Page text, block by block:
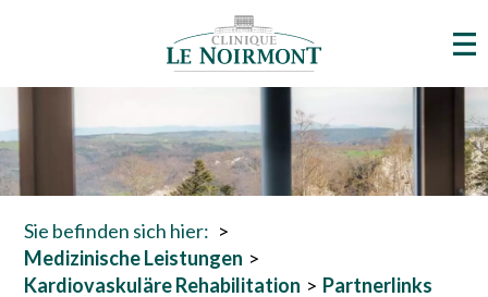
Sie befinden sich hier:
Medizinische Leistungen
Kardiovaskuläre Rehabilitation
Partnerlinks